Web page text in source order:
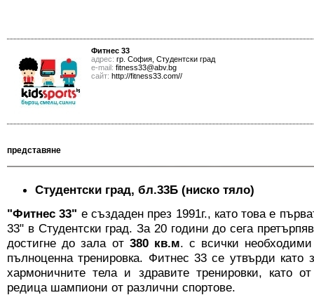
Фитнес 33
адрес: гр. София, Студентски град
е-mail: fitness33@abv.bg
сайт: http://fitness33.com//
представяне
Студентски град, бл.33Б (ниско тяло)
"Фитнес 33" е създаден през 1991г., като това е
33" в Студентски град. За 20 години до сега
достигне до зала от 380 кв.м. с всички
пълноценна тренировка. Фитнес 33 се утвърди като
хармоничните тела и здравите тренировки, като
редица шампиони от различни спортове.